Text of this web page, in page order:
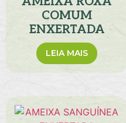
COMUM
ENXERTADA
LEIA MAIS